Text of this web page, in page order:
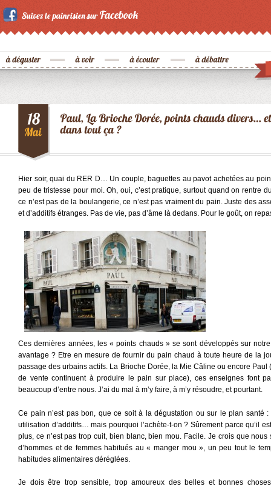
Hier soir, quai du RER D… Un couple, baguettes au pavot achetées au
peu de tristesse pour moi. Oh, oui, c’est pratique, surtout quand on rentre
ce n’est pas de la boulangerie, ce n’est pas vraiment du pain. Juste des
et d’additifs étranges. Pas de vie, pas d’âme là dedans. Pour le goût, on
Ces dernières années, les « points chauds » se sont développés sur
avantage ? Etre en mesure de fournir du pain chaud à toute heure de la
passage des urbains actifs. La Brioche Dorée, la Mie Câline ou encore
de vente continuent à produire le pain sur place), ces enseignes font
beaucoup d’entre nous. J’ai du mal à m’y faire, à m’y résoudre, et pourtant.
Ce pain n’est pas bon, que ce soit à la dégustation ou sur le plan santé
utilisation d’additifs… mais pourquoi l’achète-t-on ? Sûrement parce qu’il
plus, ce n’est pas trop cuit, bien blanc, bien mou. Facile. Je crois que
d’hommes et de femmes habitués au « manger mou », un peu tout le
habitudes alimentaires déréglées.
Je dois être trop sensible, trop amoureux des belles et bonnes